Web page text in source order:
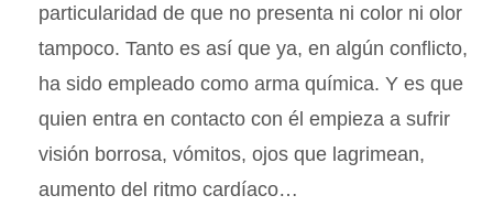
particularidad de que no presenta ni color ni olor
tampoco. Tanto es así que ya, en algún conflicto,
ha sido empleado como arma química. Y es que
quien entra en contacto con él empieza a sufrir
visión borrosa, vómitos, ojos que lagrimean,
aumento del ritmo cardíaco…